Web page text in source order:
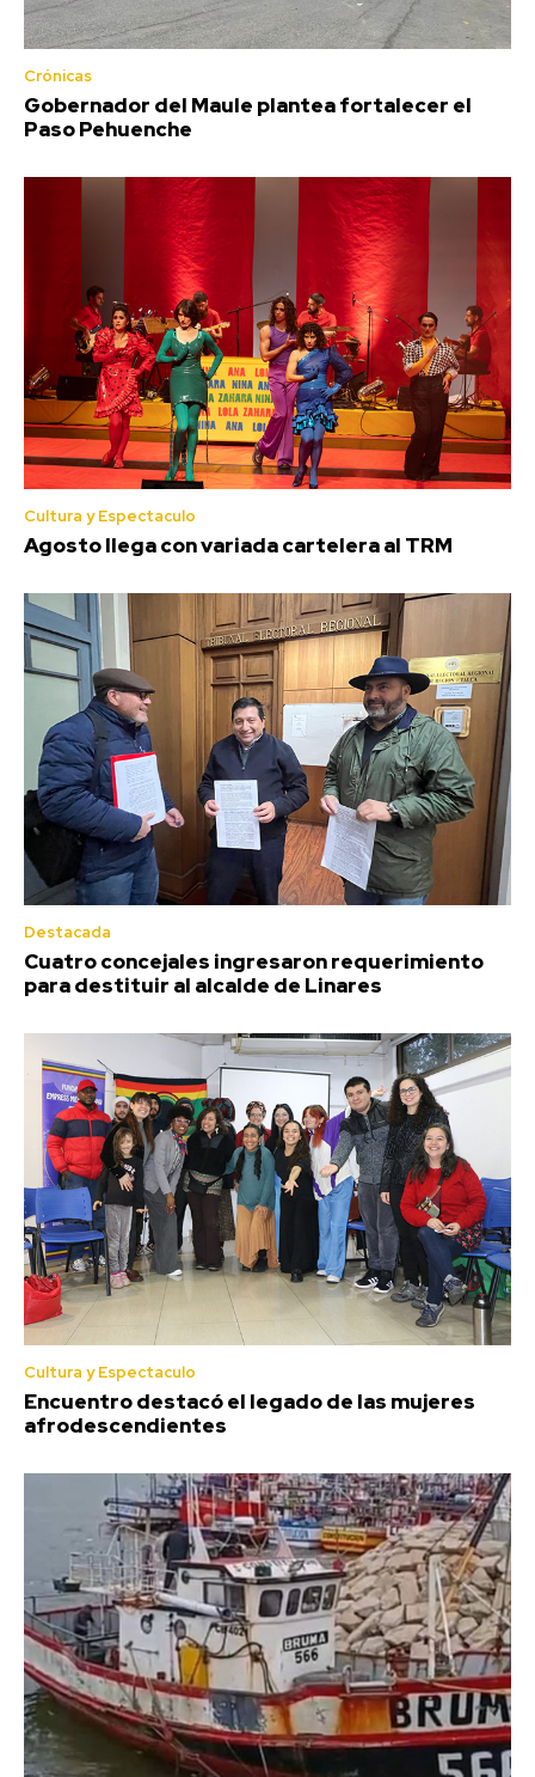
Crónicas
Gobernador del Maule plantea fortalecer el
Paso Pehuenche
Cultura y Espectaculo
Agosto llega con variada cartelera al TRM
Destacada
Cuatro concejales ingresaron requerimiento
para destituir al alcalde de Linares
Cultura y Espectaculo
Encuentro destacó el legado de las mujeres
afrodescendientes